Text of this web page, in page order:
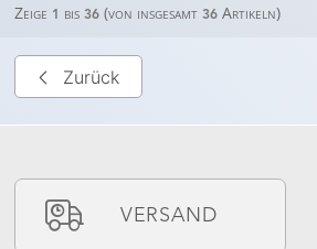
Zeige 1 bis36 (von insgesamt36 Artikeln)
Zurück
VERSAND